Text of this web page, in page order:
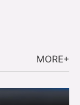
MORE+